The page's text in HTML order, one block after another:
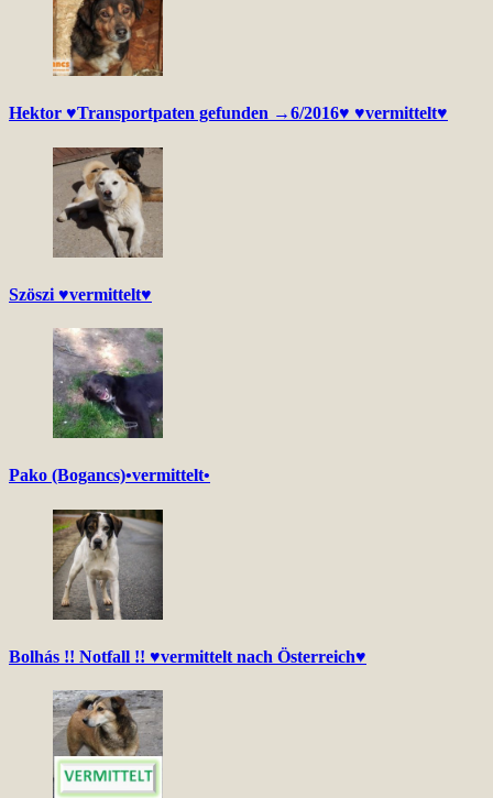
Hektor ♥Transportpaten gefunden →6/2016♥ ♥vermittelt♥
Szöszi ♥vermittelt♥
Pako (Bogancs)•vermittelt•
Bolhás !! Notfall !! ♥vermittelt nach Österreich♥